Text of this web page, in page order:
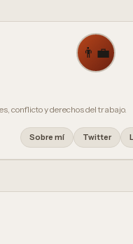
👨‍💼
conflicto y derechos del trabajo.
Sobre mí Twitter